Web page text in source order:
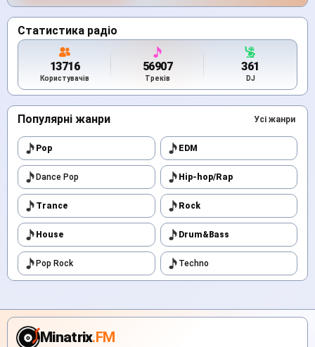
Статистика радіо
13716
Користувачів
56907
Треків
361
DJ
Популярні жанри Усі жанри
Pop EDM
Dance Pop Hip-hop/Rap
Trance Rock
House Drum&Bass
Pop Rock Techno
Minatrix.FM